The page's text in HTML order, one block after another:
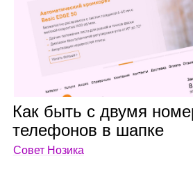
Как быть с двумя
теле­фо­нов в шапке
Совет Нозика